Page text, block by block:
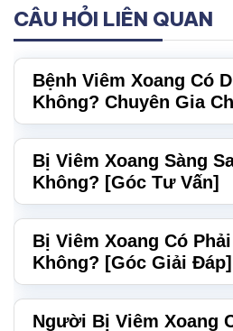
CÂU HỎI LIÊN QUAN
Bệnh Viêm Xoang Có
Không? Chuyên Gia
Bị Viêm Xoang Sàng
Không? [Góc Tư Vấn]
Bị Viêm Xoang Có
Không? [Góc Giải Đáp]
Người Bị Viêm Xoang